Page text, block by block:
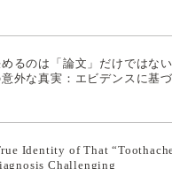
るのは「論文」だけではな
外な真実：エビデンスに基
Identity of That
Challenging